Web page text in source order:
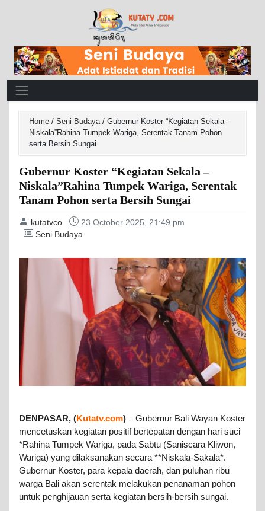
Main Navigation
Home / Seni Budaya / Gubernur Koster “Kegiatan Sekala –
Niskala”Rahina Tumpek Wariga, Serentak Tanam Pohon
serta Bersih Sungai
Gubernur Koster “Kegiatan Sekala –
Niskala”Rahina Tumpek Wariga, Serentak
Tanam Pohon serta Bersih Sungai
kutatvco
23 October 2025, 21:49 pm
Seni Budaya
DENPASAR, (Kutatv.com) – Gubernur Bali Wayan Koster
mencetuskan kegiatan positif bertepatan dengan hari suci
*Rahina Tumpek Wariga, pada Sabtu (Saniscara Kliwon,
Wariga) yang dilaksanakan secara **Niskala-Sakala*.
Gubernur Koster, para kepala daerah, dan puluhan ribu
warga Bali akan serentak melakukan penanaman pohon
untuk penghijauan serta kegiatan bersih-bersih sungai.